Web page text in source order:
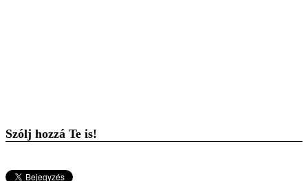
Szólj hozzá Te is!